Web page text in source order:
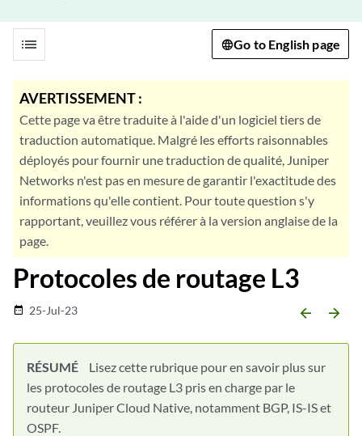
list Go to English page
AVERTISSEMENT :
Cette page va être traduite à l'aide d'un logiciel tiers de
traduction automatique. Malgré les efforts raisonnables
déployés pour fournir une traduction de qualité, Juniper
Networks n'est pas en mesure de garantir l'exactitude des
informations qu'elle contient. Pour toute question s'y
rapportant, veuillez vous référer à la version anglaise de la
page.
Protocoles de routage L3
date_range 25-Jul-23 arrow_backward arrow_forward
RÉSUMÉ
Lisez cette rubrique pour en savoir plus sur
les protocoles de routage L3 pris en charge par le
routeur Juniper Cloud Native, notamment BGP, IS-IS et
OSPF.